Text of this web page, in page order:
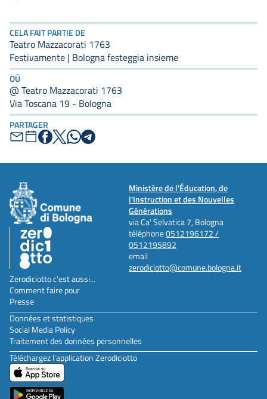
CELA FAIT PARTIE DE
Teatro Mazzacorati 1763
Festivamente | Bologna festeggia insieme
OÙ
@ Teatro Mazzacorati 1763
Via Toscana 19 - Bologna
PARTAGER
Ministère de l'Éducation, de
l'Instruction et des Nouvelles
Générations
via Ca' Selvatica 7, Bologna
téléphone0512196172 /
0512195892
email
zerodiciotto@comune.bologna.it
Zerodiciotto c'est aussi...
Comment faire pour
Presse
Données et statistiques
Social Media Policy
Traitement des données personnelles
Téléchargez l'application Zerodiciotto